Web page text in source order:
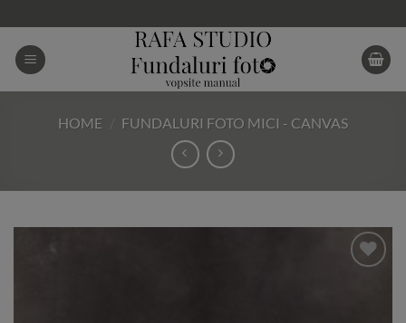
to
content
HOME FUNDALURI FOTO MICI - CANVAS